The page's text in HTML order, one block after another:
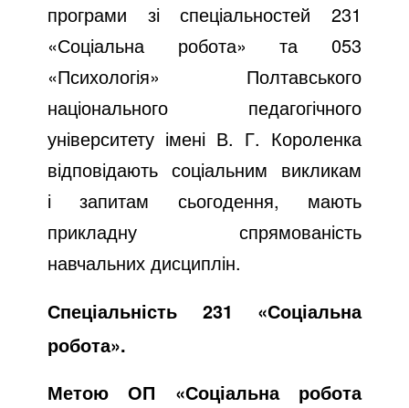
програми зі спеціальностей 231
«Соціальна робота» та 053
«Психологія» Полтавського
національного педагогічного
університету імені В. Г. Короленка
відповідають соціальним викликам
і запитам сьогодення, мають
прикладну спрямованість
навчальних дисциплін.
Спеціальність 231 «Соціальна
робота».
Метою ОП «Соціальна робота